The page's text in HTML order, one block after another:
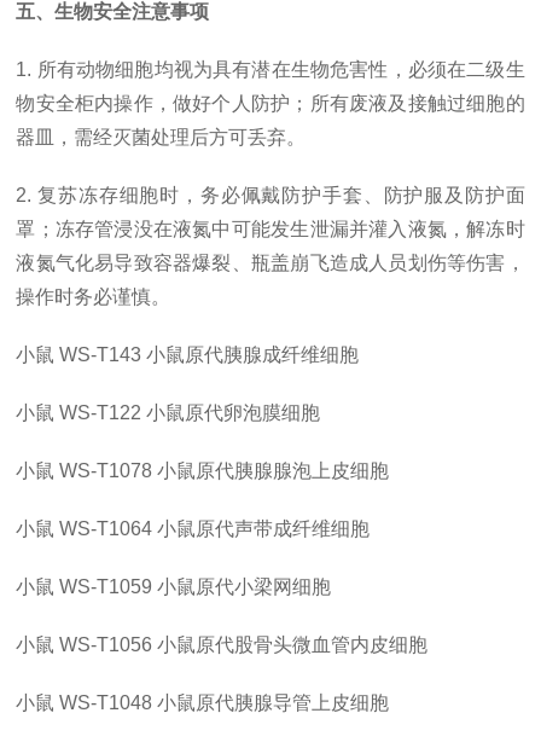
五、生物安全注意事项
1. 所有动物细胞均视为具有潜在生物危害性，必须在二级生
物安全柜内操作，做好个人防护；所有废液及接触过细胞的
器皿，需经灭菌处理后方可丢弃。
2. 复苏冻存细胞时，务必佩戴防护手套、防护服及防护面
罩；冻存管浸没在液氮中可能发生泄漏并灌入液氮，解冻时
液氮气化易导致容器爆裂、瓶盖崩飞造成人员划伤等伤害，
操作时务必谨慎。
小鼠 WS-T143 小鼠原代胰腺成纤维细胞
小鼠 WS-T122 小鼠原代卵泡膜细胞
小鼠 WS-T1078 小鼠原代胰腺腺泡上皮细胞
小鼠 WS-T1064 小鼠原代声带成纤维细胞
小鼠 WS-T1059 小鼠原代小梁网细胞
小鼠 WS-T1056 小鼠原代股骨头微血管内皮细胞
小鼠 WS-T1048 小鼠原代胰腺导管上皮细胞